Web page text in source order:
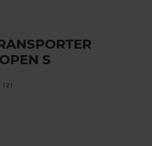
S
( 2 )